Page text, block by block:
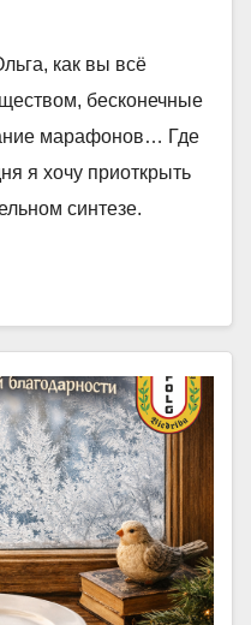
как вы всё
бесконечные
марафонов… Где
я хочу приоткрыть
синтезе.